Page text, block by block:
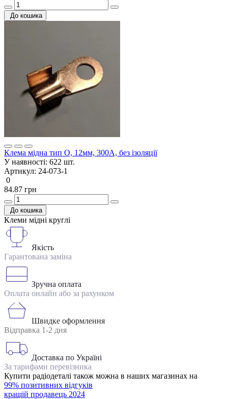
До кошика
Клема мідна тип О, 12мм, 300А, без ізоляції
У наявності: 622 шт.
Артикул: 24-073-1
0
84.87 грн
До кошика
Клеми мідні круглі
Якість
Гарантована заміна
Зручна оплата
Оплата онлайн або за рахунком
Швидке оформлення
Відправка 1-2 дня
Доставка по Україні
За тарифами перевізника
Купити радіодеталі також можна в наших магазинах на
99% позитивних відгуків
кращій продавець 2024